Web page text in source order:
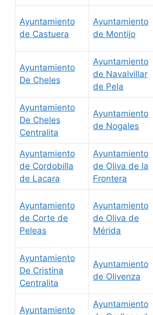
Ayuntamiento
de Castuera
Ayuntamiento
de Montijo
Ayuntamiento
De Cheles
Ayuntamiento
de Navalvillar
de Pela
Ayuntamiento
De Cheles
Centralita
Ayuntamiento
de Nogales
Ayuntamiento
de Cordobilla
de Lacara
Ayuntamiento
de Oliva de la
Frontera
Ayuntamiento
de Corte de
Peleas
Ayuntamiento
de Oliva de
Mérida
Ayuntamiento
De Cristina
Centralita
Ayuntamiento
de Olivenza
Ayuntamiento
Ayuntamiento